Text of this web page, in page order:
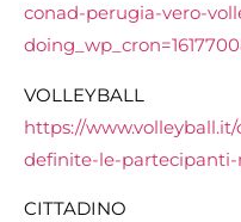
conad-perugia-vero-
VOLLEYBALL
https://
definite-le-
CITTADINO